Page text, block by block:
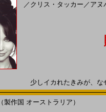
／ クリス・タッカー ／ アヌ
少しイカれたきみが、
製作国 オーストラリア）